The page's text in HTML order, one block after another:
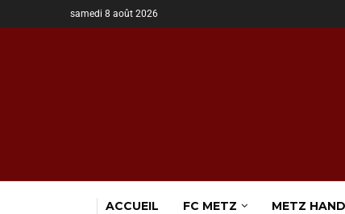
samedi 8 août 2026
ACCUEIL FC METZ METZ